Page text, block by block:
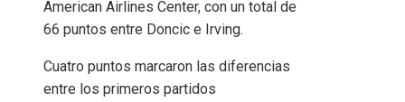
American Airlines Center, con un total de
66 puntos entre Doncic e Irving.
Cuatro puntos marcaron las diferencias
entre los primeros partidos